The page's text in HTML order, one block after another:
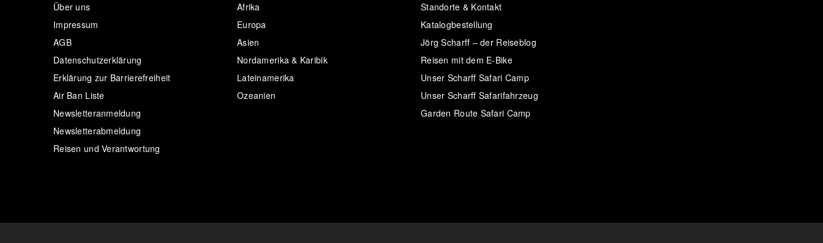
Über uns
Impressum
AGB
Datenschutzerklärung
Erklärung zur Barrierefreiheit
Air Ban Liste
Newsletteranmeldung
Newsletterabmeldung
Reisen und Verantwortung
Afrika
Europa
Asien
Nordamerika & Karibik
Lateinamerika
Ozeanien
Standorte & Kontakt
Katalogbestellung
Jörg Scharff – der Reiseblog
Reisen mit dem E-Bike
Unser Scharff Safari Camp
Unser Scharff Safarifahrzeug
Garden Route Safari Camp